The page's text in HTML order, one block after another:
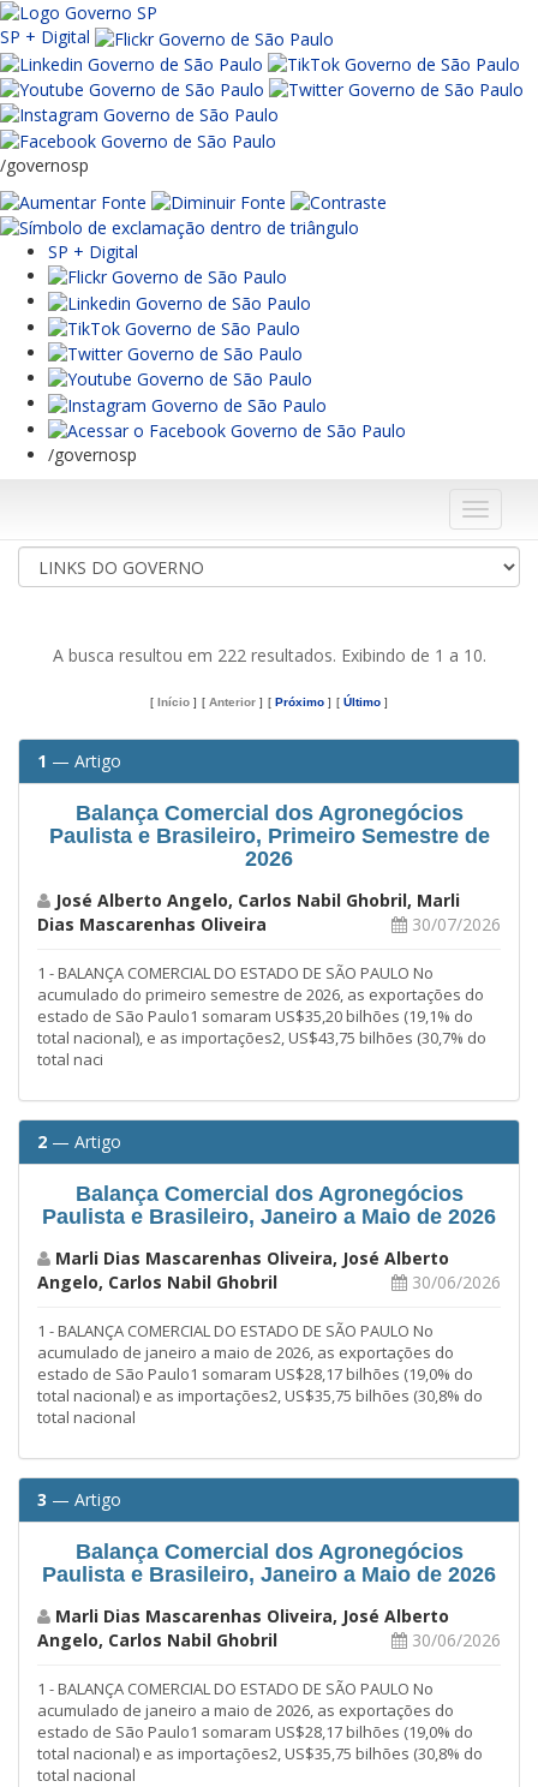
SP + Digital
/governosp
SP + Digital
/governosp
Menu
A busca resultou em 222 resultados. Exibindo de 1 a 10.
[ Início ] [ Anterior ] [ Próximo ] [ Último ]
1 — Artigo
Balança Comercial dos Agronegócios
Paulista e Brasileiro, Primeiro Semestre de
2026
José Alberto Angelo, Carlos Nabil Ghobril, Marli
Dias Mascarenhas Oliveira
30/07/2026
1 - BALANÇA COMERCIAL DO ESTADO DE SÃO PAULO No
acumulado do primeiro semestre de 2026, as exportações do
estado de São Paulo1 somaram US$35,20 bilhões (19,1% do
total nacional), e as importações2, US$43,75 bilhões (30,7% do
total naci
2 — Artigo
Balança Comercial dos Agronegócios
Paulista e Brasileiro, Janeiro a Maio de 2026
Marli Dias Mascarenhas Oliveira, José Alberto
Angelo, Carlos Nabil Ghobril
30/06/2026
1 - BALANÇA COMERCIAL DO ESTADO DE SÃO PAULO No
acumulado de janeiro a maio de 2026, as exportações do
estado de São Paulo1 somaram US$28,17 bilhões (19,0% do
total nacional) e as importações2, US$35,75 bilhões (30,8% do
total nacional
3 — Artigo
Balança Comercial dos Agronegócios
Paulista e Brasileiro, Janeiro a Maio de 2026
Marli Dias Mascarenhas Oliveira, José Alberto
Angelo, Carlos Nabil Ghobril
30/06/2026
1 - BALANÇA COMERCIAL DO ESTADO DE SÃO PAULO No
acumulado de janeiro a maio de 2026, as exportações do
estado de São Paulo1 somaram US$28,17 bilhões (19,0% do
total nacional) e as importações2, US$35,75 bilhões (30,8% do
total nacional